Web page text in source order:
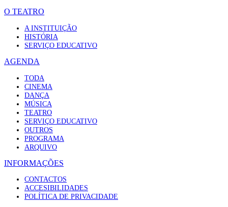
O TEATRO
A INSTITUIÇÃO
HISTÓRIA
SERVIÇO EDUCATIVO
AGENDA
TODA
CINEMA
DANÇA
MÚSICA
TEATRO
SERVIÇO EDUCATIVO
OUTROS
PROGRAMA
ARQUIVO
INFORMAÇÕES
CONTACTOS
ACCESIBILIDADES
POLÍTICA DE PRIVACIDADE